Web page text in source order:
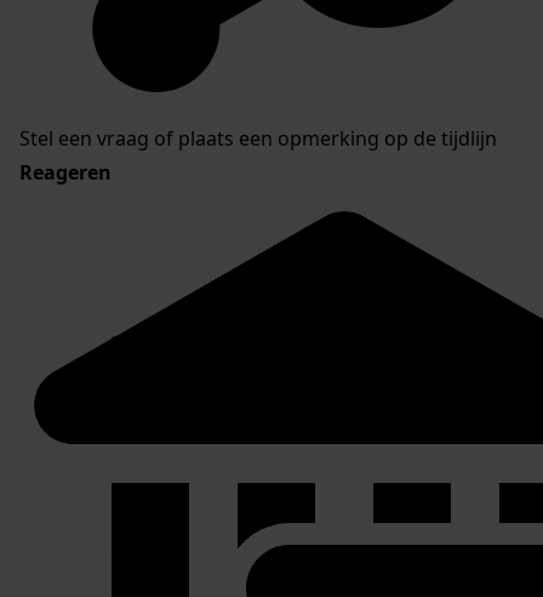
Stel een vraag of plaats een opmerking op de tijdlijn
Reageren